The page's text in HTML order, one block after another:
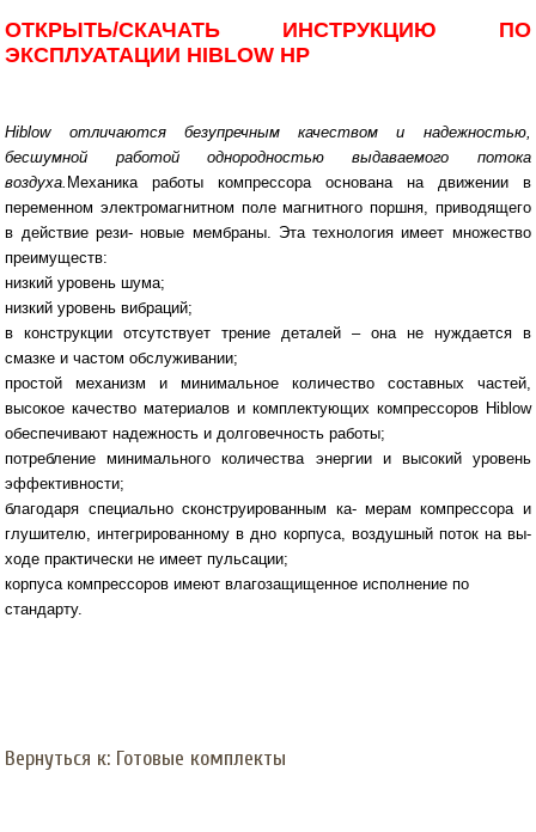
ОТКРЫТЬ/СКАЧАТЬ ИНСТРУКЦИЮ ПО
ЭКСПЛУАТАЦИИ HIBLOW HP
Hiblow отличаются безупречным качеством и надежностью,
бесшумной работой однородностью выдаваемого потока
воздуха. Механика работы компрессора основана на движении в
переменном электромагнитном поле магнитного поршня, приводящего
в действие рези- новые мембраны. Эта технология имеет множество
преимуществ:
низкий уровень шума;
низкий уровень вибраций;
в конструкции отсутствует трение деталей – она не нуждается в
смазке и частом обслуживании;
простой механизм и минимальное количество составных частей,
высокое качество материалов и комплектующих компрессоров Hiblow
обеспечивают надежность и долговечность работы;
потребление минимального количества энергии и высокий уровень
эффективности;
благодаря специально сконструированным ка- мерам компрессора и
глушителю, интегрированному в дно корпуса, воздушный поток на вы-
ходе практически не имеет пульсации;
корпуса компрессоров имеют влагозащищенное исполнение по
стандарту.
Вернуться к: Готовые комплекты